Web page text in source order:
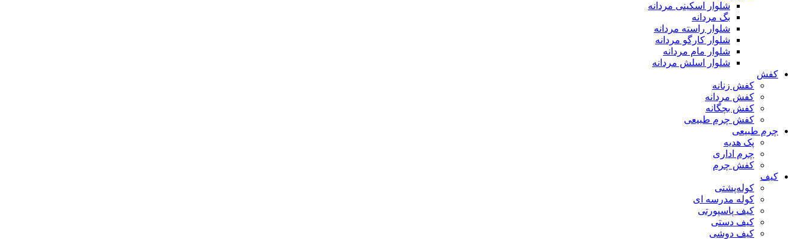
شلوار اسکینی مردانه
بگ مردانه
شلوار راسته مردانه
شلوار کارگو مردانه
شلوار مام مردانه
شلوار اسلش مردانه
کفش
کفش زنانه
کفش مردانه
کفش بچگانه
کفش چرم طبیعی
چرم طبیعی
پک هدیه
چرم اداری
کفش چرم
کیف
کوله‌پشتی
کوله مدرسه ای
کیف پاسپورتی
کیف دستی
کیف دوشی